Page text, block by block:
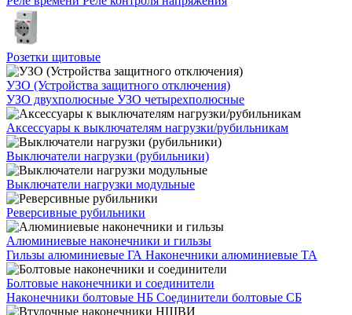
Розетки щитовые
УЗО (Устройства защитного отключения)
УЗО двухполюсные УЗО четырехполюсные
Аксессуары к выключателям нагрузки/рубильникам
Выключатели нагрузки (рубильники)
Выключатели нагрузки модульные
Реверсивные рубильники
Алюминиевые наконечники и гильзы
Гильзы алюминиевые ГА Наконечники алюминиевые ТА
Болтовые наконечники и соединители
Наконечники болтовые НБ Соединители болтовые СБ